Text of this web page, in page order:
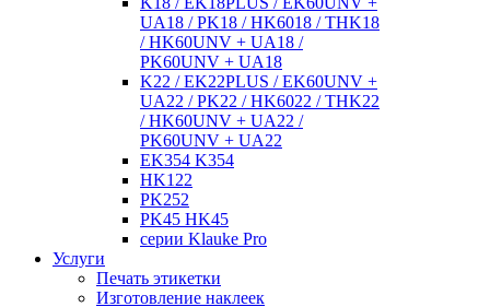
UA18 / PK18 / HK6018 / THK18
/ HK60UNV + UA18 /
PK60UNV + UA18
K22 / EK22PLUS / EK60UNV +
UA22 / PK22 / HK6022 / THK22
/ HK60UNV + UA22 /
PK60UNV + UA22
EK354 K354
HK122
PK252
PK45 HK45
серии Klauke Pro
Услуги
Печать этикетки
Изготовление наклеек